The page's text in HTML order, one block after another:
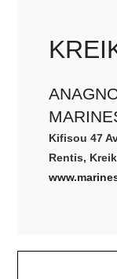
Kifisou 47
Rentis,